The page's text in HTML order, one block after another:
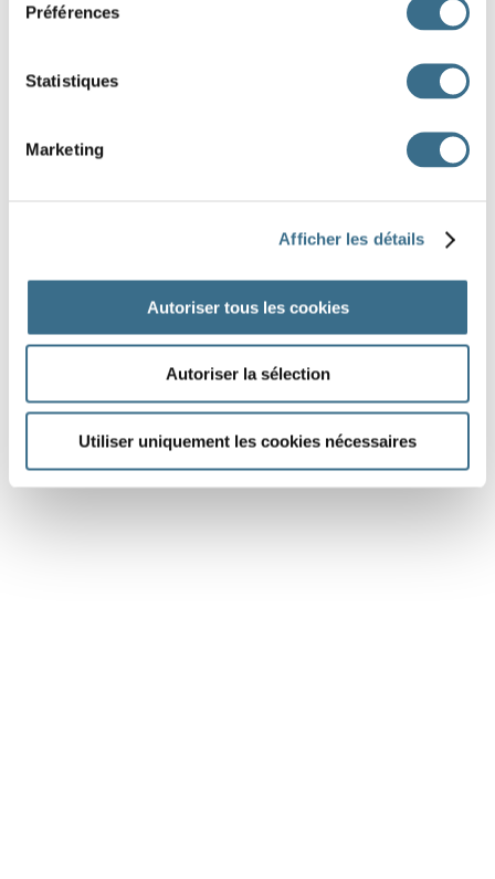
Préférences
Statistiques
Marketing
Afficher les détails
Autoriser tous les cookies
Autoriser la sélection
Utiliser uniquement les cookies nécessaires
mettre - Indicatif Passé composé
mettre - Indicatif Passé composé
DONE!